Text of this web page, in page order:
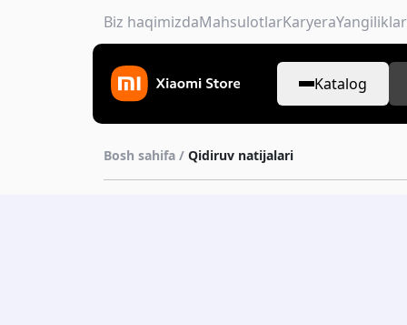
Biz haqimizdaMahsulotlarKaryeraYangiliklar
Katalog
Bosh sahifa / Qidiruv natijalari